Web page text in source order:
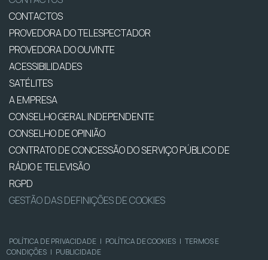
CONTACTOS
PROVEDORA DO TELESPECTADOR
PROVEDORA DO OUVINTE
ACESSIBILIDADES
SATÉLITES
A EMPRESA
CONSELHO GERAL INDEPENDENTE
CONSELHO DE OPINIÃO
CONTRATO DE CONCESSÃO DO SERVIÇO PÚBLICO DE
RÁDIO E TELEVISÃO
RGPD
GESTÃO DAS DEFINIÇÕES DE COOKIES
POLÍTICA DE PRIVACIDADE | POLÍTICA DE COOKIES | TERMOS E
CONDIÇÕES | PUBLICIDADE